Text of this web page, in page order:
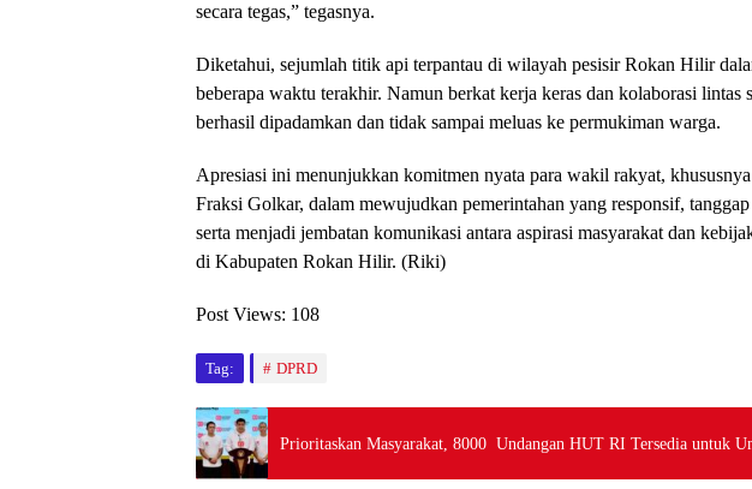
secara tegas,” tegasnya.
Diketahui, sejumlah titik api terpantau di wilayah pesisir Rokan Hilir
beberapa waktu terakhir. Namun berkat kerja keras dan kolaborasi lintas
berhasil dipadamkan dan tidak sampai meluas ke permukiman warga.
Apresiasi ini menunjukkan komitmen nyata para wakil rakyat,
Fraksi Golkar, dalam mewujudkan pemerintahan yang responsif, tanggap
serta menjadi jembatan komunikasi antara aspirasi masyarakat dan
di Kabupaten Rokan Hilir. (Riki)
Post Views: 108
Tag: DPRD
Prioritaskan Masyarakat, 8000 Undangan HUT RI Tersedia untuk